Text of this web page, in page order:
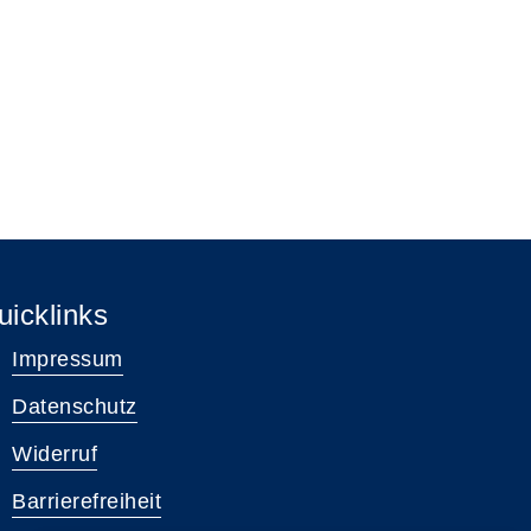
Impressum
Datenschutz
Widerruf
Barrierefreiheit